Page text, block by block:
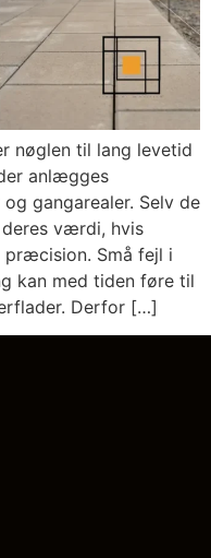
nøglen til lang levetid
anlægges
gangarealer. Selv de
værdi, hvis
Små fejl i
kan med tiden føre til
Derfor […]